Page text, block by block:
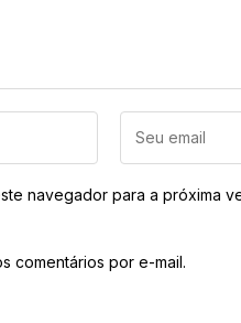
navegador para a próxima
comentários por e-mail.